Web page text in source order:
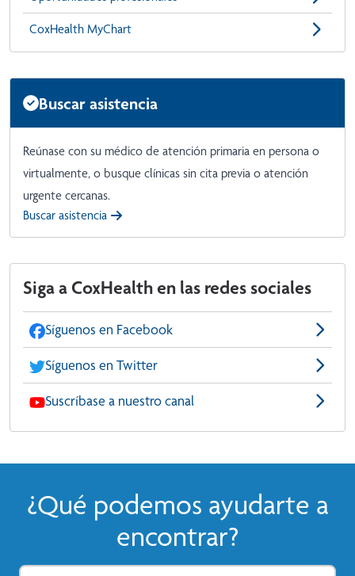
CoxHealth MyChart
Buscar asistencia
Reúnase con su médico de atención primaria en persona o
virtualmente, o busque clínicas sin cita previa o atención
urgente cercanas.
Buscar asistencia
Siga a CoxHealth en las redes sociales
Síguenos en Facebook
Síguenos en Twitter
Suscríbase a nuestro canal
¿Qué podemos ayudarte a
encontrar?